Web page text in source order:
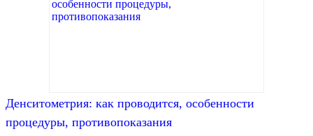
Денситометрия: как проводится, особенности
процедуры, противопоказания